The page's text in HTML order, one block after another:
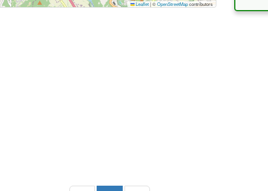
Leaflet|©OpenStreetMapcontributors